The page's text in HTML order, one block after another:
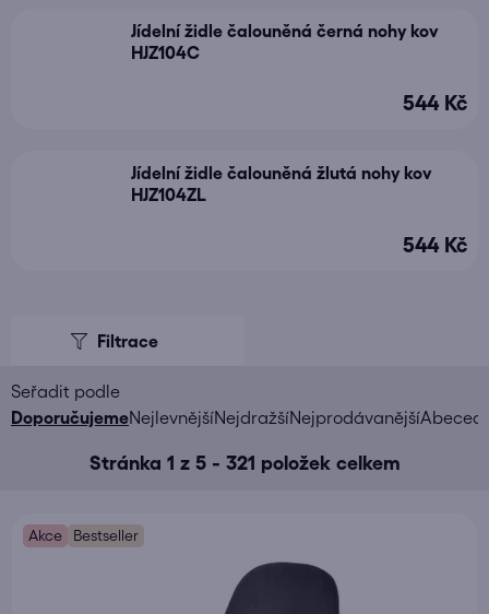
Jídelní židle čalouněná černá nohy kov
HJZ104C
544 Kč
Jídelní židle čalouněná žlutá nohy kov
HJZ104ZL
544 Kč
Stránka 1 z 5- 321 položek celkem
Ř
n
DoporučujemeNejlevnějšíNejdražšíNejprodávanější
p
i
oAkce Bestseller